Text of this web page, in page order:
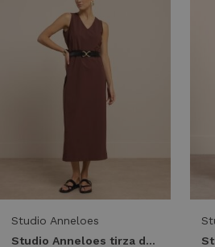
Studio Anneloes
Studio Anneloes tirza dress 13952 Jurk 8600 chestnut